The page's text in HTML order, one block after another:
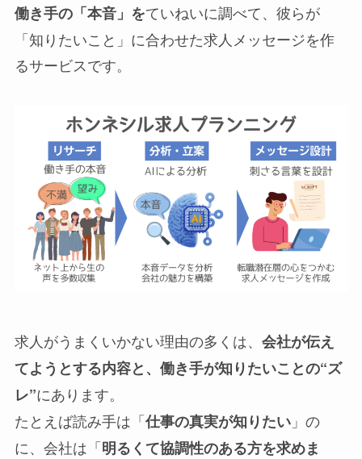
働き手の「本音」をていねいに調べて、彼らが
「知りたいこと」に合わせた求人メッセージを作
るサービスです。
求人がうまくいかない理由の多くは、 会社が伝え
てようとする内容と、働き手が知りたいことの“ズ
レ”にあります。
たとえば読み手は「仕事の真実が知りたい」の
に、会社は「明るくて協調性のある方を求めま